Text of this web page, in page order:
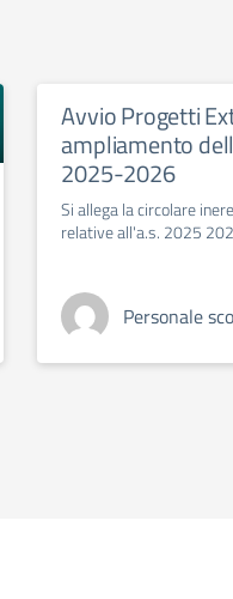
Avvio Progetti
ampliamento
2025-2026
Si allega la circolare
relative all'a.s. 2025
Personale